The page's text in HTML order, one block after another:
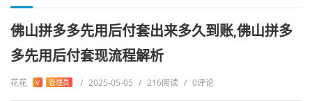
佛山拼多多先用后付套出来多久到账,佛山拼多
多先用后付套现流程解析
花花 V 管理员 / 2025-05-05 / 216阅读 / 0评论